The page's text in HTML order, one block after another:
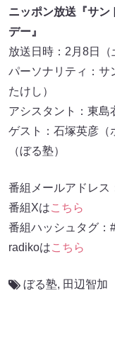
ニッポン放送『サン
デー』
放送日時：2月8日
パーソナリティ：サ
たけし）
アシスタント：東島
ゲスト：石塚英彦（
（ぼる塾）
番組メールアドレス
番組Xはこちら
番組ハッシュタグ：
radikoはこちら
ぼる塾, 田辺智加